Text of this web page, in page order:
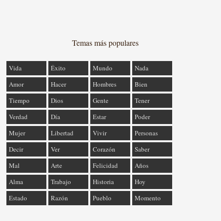
Temas más populares
Vida Éxito Mundo
Nada
Amor
Hacer Hombres
Bien
Tiempo
Dios Gente
Tener
Verdad
Día Estar
Poder
Mujer
Libertad Vivir
Personas
Decir
Ver Corazón
Saber
Mal
Arte Felicidad
Años
Alma
Trabajo Historia
Hoy
Estado
Razón Pueblo Momento